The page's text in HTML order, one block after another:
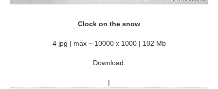
Clock on the snow
4 jpg | max ~ 10000 x 1000 | 102 Mb
Download:
|